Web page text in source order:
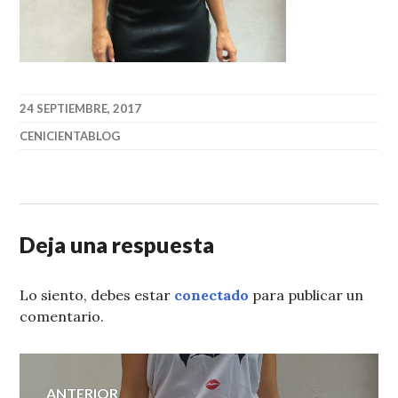
24 SEPTIEMBRE, 2017
CENICIENTABLOG
Deja una respuesta
Lo siento, debes estar conectado para publicar un
comentario.
Navegación
ANTERIOR